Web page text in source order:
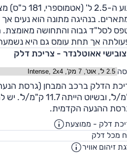
מנוע ה-2.5 ל'
בנהיגה מתונה הוא נעים אך
לסל"ד גבוה והתחושה מאומצת.
אך תחת עומס גם היא
אאוטלנדר - צריכת דלק
ק"מ/ל', ובשיוט
ההנעה הקדמית.
דלק - ממוצעת
מכל דלק
זיהום אוויר